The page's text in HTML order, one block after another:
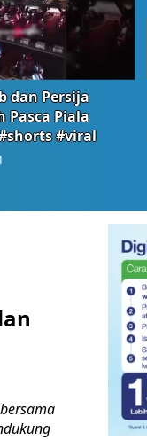
dan Persija
Pasca Piala
#viral